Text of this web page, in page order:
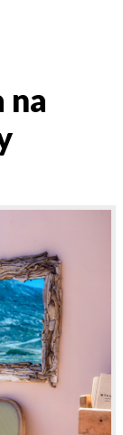
na